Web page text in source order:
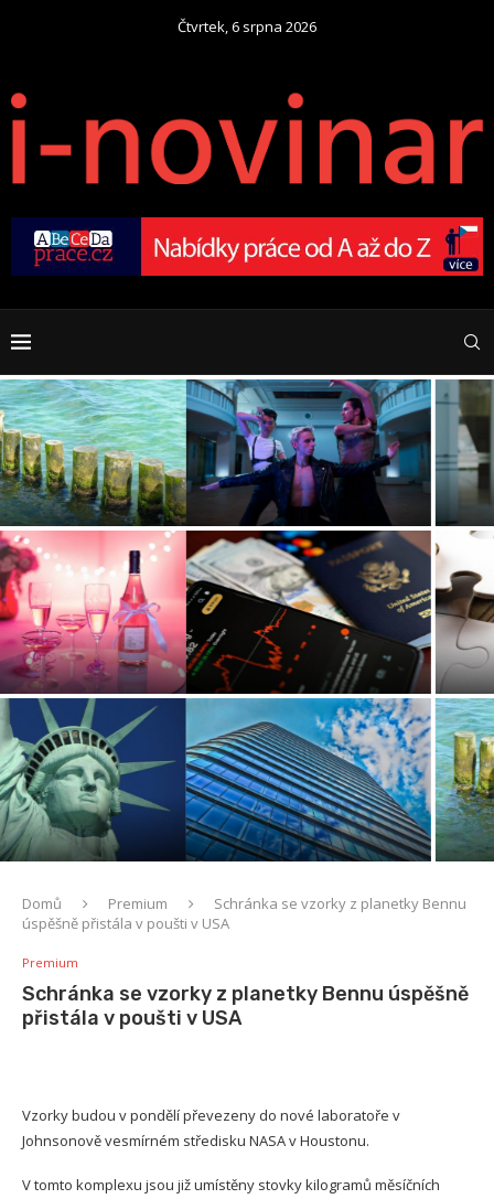
Čtvrtek, 6 srpna 2026
Jak hudba ovlivňuje
atmosféru při klubovém tanci
Zaměstnanec na „střídačku“?
Nastupuje éra Cross-
Company Mobility
Geopolitika vzácných kovů:
Skutečná cena za zelenou a
digitální revoluci
Ekonomika pozornosti: Proč
se soustředění stalo
nejvzácnější komoditou 21.
století
Cesta podnikatele: Jak
proměnit odvážnou myšlenku
ve fungující firmu
Konec doby plastové: Proč
v roce 2026 dáváme
přednost obalům z hub...
Domů Premium
Schránka se vzorky z planetky Bennu
úspěšně přistála v poušti v USA
Premium
Schránka se vzorky z planetky Bennu úspěšně
přistála v poušti v USA
Vzorky budou v pondělí převezeny do nové laboratoře v
Johnsonově vesmírném středisku NASA v Houstonu.
V tomto komplexu jsou již umístěny stovky kilogramů měsíčních